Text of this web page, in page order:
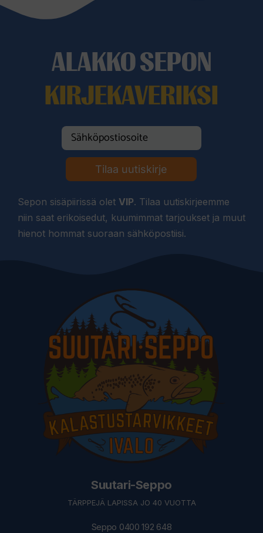
ALAKKO SEPON
KIRJEKAVERIKSI
Tilaa uutiskirje
Sepon sisäpiirissä olet VIP. Tilaa uutiskirjeemme
niin saat erikoisedut, kuumimmat tarjoukset ja muut
hienot hommat suoraan sähköpostiisi.
Suutari-Seppo
TÄRPPEJÄ LAPISSA JO 40 VUOTTA
Seppo 0400 192 648